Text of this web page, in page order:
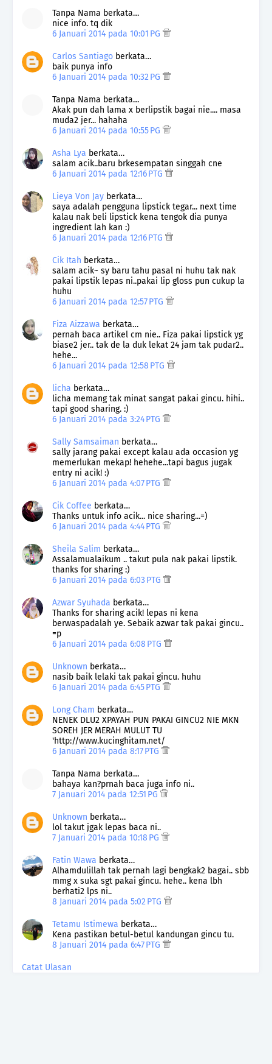
Tanpa Nama berkata…
nice info. tq dik
6 Januari 2014 pada 10:01 PG
Carlos Santiago berkata…
baik punya info
6 Januari 2014 pada 10:32 PG
Tanpa Nama berkata…
Akak pun dah lama x berlipstik bagai nie.... masa
muda2 jer... hahaha
6 Januari 2014 pada 10:55 PG
Asha Lya berkata…
salam acik..baru brkesempatan singgah cne
6 Januari 2014 pada 12:16 PTG
Lieya Von Jay berkata…
saya adalah pengguna lipstick tegar... next time
kalau nak beli lipstick kena tengok dia punya
ingredient lah kan :)
6 Januari 2014 pada 12:16 PTG
Cik Itah berkata…
salam acik~ sy baru tahu pasal ni huhu tak nak
pakai lipstik lepas ni..pakai lip gloss pun cukup la
huhu
6 Januari 2014 pada 12:57 PTG
Fiza Aizzawa berkata…
pernah baca artikel cm nie.. Fiza pakai lipstick yg
biase2 jer.. tak de la duk lekat 24 jam tak pudar2..
hehe...
6 Januari 2014 pada 12:58 PTG
licha berkata…
licha memang tak minat sangat pakai gincu. hihi..
tapi good sharing. :)
6 Januari 2014 pada 3:24 PTG
Sally Samsaiman berkata…
sally jarang pakai except kalau ada occasion yg
memerlukan mekap! hehehe...tapi bagus jugak
entry ni acik! :)
6 Januari 2014 pada 4:07 PTG
Cik Coffee berkata…
Thanks untuk info acik... nice sharing...=)
6 Januari 2014 pada 4:44 PTG
Sheila Salim berkata…
Assalamualaikum .. takut pula nak pakai lipstik.
thanks for sharing :)
6 Januari 2014 pada 6:03 PTG
Azwar Syuhada berkata…
Thanks for sharing acik! lepas ni kena
berwaspadalah ye. Sebaik azwar tak pakai gincu..
=p
6 Januari 2014 pada 6:08 PTG
Unknown berkata…
nasib baik lelaki tak pakai gincu. huhu
6 Januari 2014 pada 6:45 PTG
Long Cham berkata…
NENEK DLU2 XPAYAH PUN PAKAI GINCU2 NIE MKN
SOREH JER MERAH MULUT TU
'http://www.kucinghitam.net/
6 Januari 2014 pada 8:17 PTG
Tanpa Nama berkata…
bahaya kan?prnah baca juga info ni..
7 Januari 2014 pada 12:51 PG
Unknown berkata…
lol takut jgak lepas baca ni..
7 Januari 2014 pada 10:18 PG
Fatin Wawa berkata…
Alhamdulillah tak pernah lagi bengkak2 bagai.. sbb
mmg x suka sgt pakai gincu. hehe.. kena lbh
berhati2 lps ni..
8 Januari 2014 pada 5:02 PTG
Tetamu Istimewa berkata…
Kena pastikan betul-betul kandungan gincu tu.
8 Januari 2014 pada 6:47 PTG
Catat Ulasan